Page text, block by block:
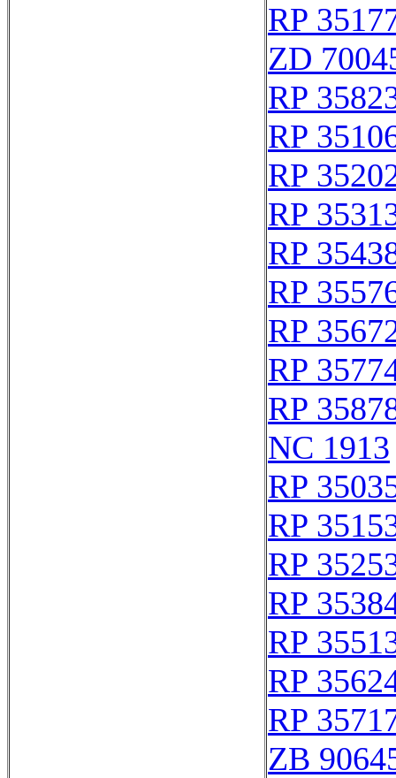
RP
ZD
RP
RP
RP
RP
RP
RP
RP
RP
RP
NC 1913
RP
RP
RP
RP
RP
RP
RP
ZB